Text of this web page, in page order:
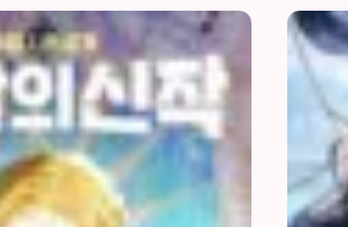
Cuộc
Sống
Bình